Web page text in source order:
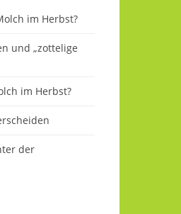
im Herbst?
und „zottelige
im Herbst?
der